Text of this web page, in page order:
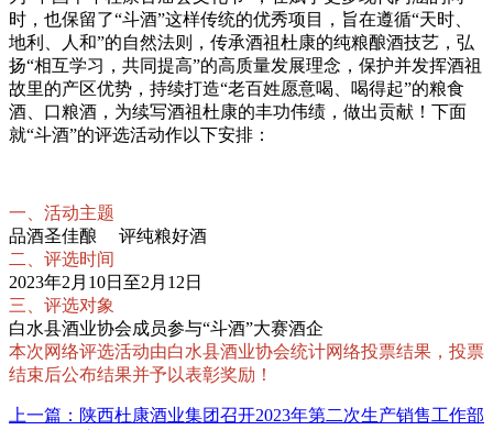
时，也保留了“斗酒”这样传统的优秀项目，旨在遵循“天时、
地利、人和”的自然法则，传承酒祖杜康的纯粮酿酒技艺，弘
扬“相互学习，共同提高”的高质量发展理念，保护并发挥酒祖
故里的产区优势，持续打造“老百姓愿意喝、喝得起”的粮食
酒、口粮酒，为续写酒祖杜康的丰功伟绩，做出贡献！下面
就“斗酒”的评选活动作以下安排：
一、活动主题
品酒圣佳酿 评纯粮好酒
二、评选时间
2023年2月10日至2月12日
三、评选对象
白水县酒业协会成员参与“斗酒”大赛酒企
本次网络评选活动由白水县酒业协会统计网络投票结果，投票
结束后公布结果并予以表彰奖励！
上一篇：陕西杜康酒业集团召开2023年第二次生产销售工作部